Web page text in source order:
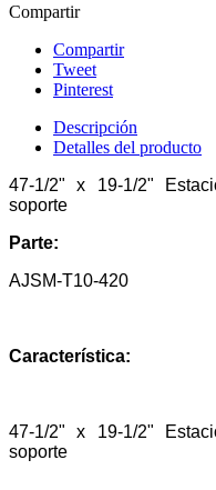
Compartir
Compartir
Tweet
Pinterest
Descripción
Detalles del producto
47-1/2" x 19-1/2"
soporte
Parte:
AJSM-T10-420
Característica:
47-1/2" x 19-1/2"
soporte